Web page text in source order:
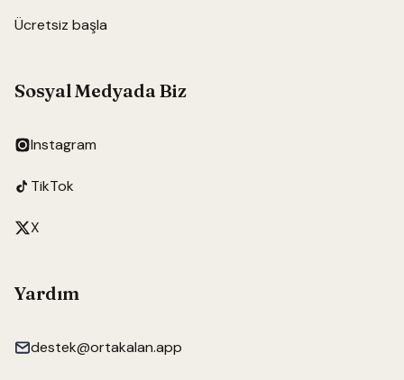
Ücretsiz başla
Sosyal Medyada Biz
Instagram
TikTok
X
Yardım
destek@ortakalan.app